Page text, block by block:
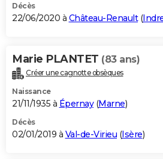
Décès
22/06/2020 à Château-Renault(
Marie PLANTET (83 ans)
Créer une cagnotte obsèques
Naissance
21/11/1935 à Épernay(Marne)
Décès
02/01/2019 à Val-de-Virieu (Isère)